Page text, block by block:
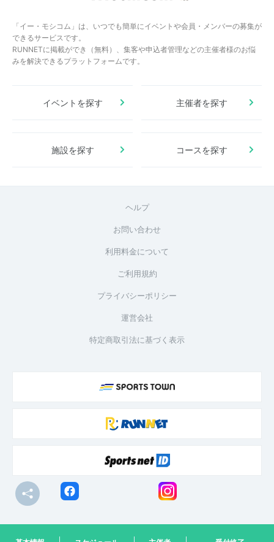
「イー・モシコム」は、いつでも簡単にイベントや会員・メンバーの募集が
できるサービスです。
RUNNETに掲載ができ（無料）、集客や申込者管理などの主催者様のお悩
みを解決できるプラットフォームです。
イベントを探す 主催者を探す
施設を探す コースを探す
ヘルプ
お問い合わせ
利用料金について
ご利用規約
プライバシーポリシー
運営会社
特定商取引法に基づく表示